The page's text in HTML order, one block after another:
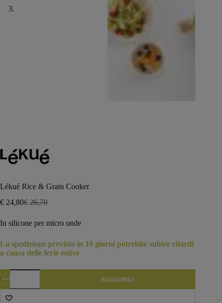
Lékué Rice & Grain Cooker
€ 26,70
Il
originale
€26,70.
€ 24,80Il
attuale
€24,80.
In silicone per micro onde
La spedizione prevista in 10 giorni potrebbe subire ritardi
a causa delle ferie estive
Lékué
Rice
&
Grain
AGGIUNGI